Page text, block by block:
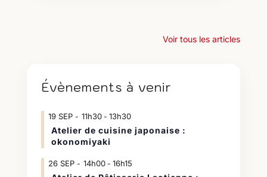
Voir tous les articles
Évènements à venir
19 SEP 11h30- 13h30
Atelier de cuisine japonaise :
okonomiyaki
26 SEP 14h00- 16h15